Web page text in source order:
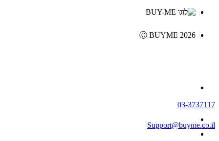
Ⓒ BUYME 2026
03-3737117
Support@buyme.co.il